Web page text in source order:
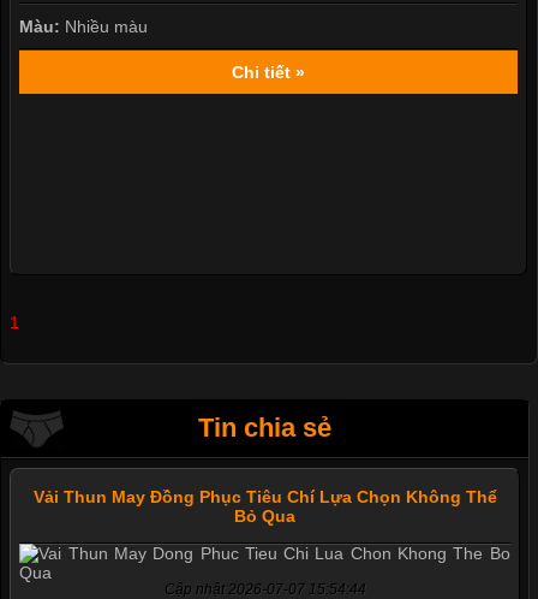
Màu: Nhiều màu
Chi tiết »
1
Tin chia sẻ
Vải Thun May Đồng Phục Tiêu Chí Lựa Chọn Không Thể
Bỏ Qua
Cập nhật 2026-07-07 15:54:44